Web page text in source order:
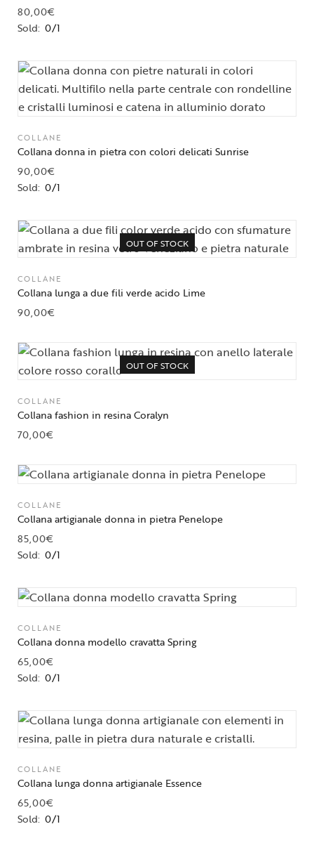
80,00€
Sold: 0/1
COLLANE
Collana donna in pietra con colori delicati Sunrise
90,00€
Sold: 0/1
OUT OF STOCK
COLLANE
Collana lunga a due fili verde acido Lime
90,00€
OUT OF STOCK
COLLANE
Collana fashion in resina Coralyn
70,00€
COLLANE
Collana artigianale donna in pietra Penelope
85,00€
Sold: 0/1
COLLANE
Collana donna modello cravatta Spring
65,00€
Sold: 0/1
COLLANE
Collana lunga donna artigianale Essence
65,00€
Sold: 0/1